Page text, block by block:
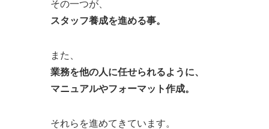
その一つが、
スタッフ養成を進める事。
また、
業務を他の人に任せられるように、
マニュアルやフォーマット作成。
それらを進めてきています。